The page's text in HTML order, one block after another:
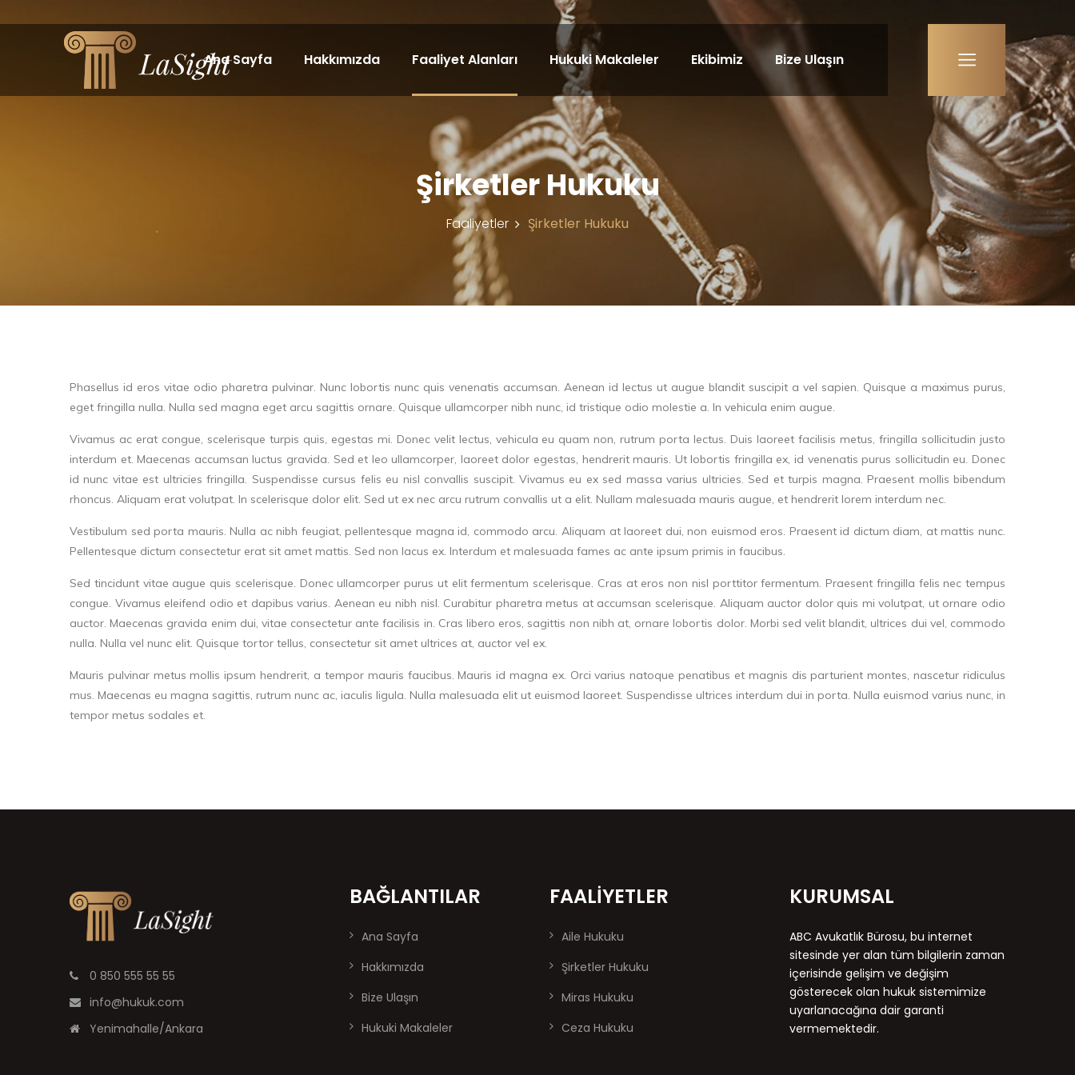
Ana Sayfa Hakkımızda Faaliyet Alanları Hukuki Makaleler Ekibimiz Bize Ulaşın
Şirketler Hukuku
Faaliyetler Şirketler Hukuku
Phasellus id eros vitae odio pharetra pulvinar. Nunc lobortis nunc quis venenatis accumsan. Aenean id lectus ut augue blandit suscipit a vel sapien. Quisque a maximus purus,
eget fringilla nulla. Nulla sed magna eget arcu sagittis ornare. Quisque ullamcorper nibh nunc, id tristique odio molestie a. In vehicula enim augue.
Vivamus ac erat congue, scelerisque turpis quis, egestas mi. Donec velit lectus, vehicula eu quam non, rutrum porta lectus. Duis laoreet facilisis metus, fringilla sollicitudin justo
interdum et. Maecenas accumsan luctus gravida. Sed et leo ullamcorper, laoreet dolor egestas, hendrerit mauris. Ut lobortis fringilla ex, id venenatis purus sollicitudin eu. Donec
id nunc vitae est ultricies fringilla. Suspendisse cursus felis eu nisl convallis suscipit. Vivamus eu ex sed massa varius ultricies. Sed et turpis magna. Praesent mollis bibendum
rhoncus. Aliquam erat volutpat. In scelerisque dolor elit. Sed ut ex nec arcu rutrum convallis ut a elit. Nullam malesuada mauris augue, et hendrerit lorem interdum nec.
Vestibulum sed porta mauris. Nulla ac nibh feugiat, pellentesque magna id, commodo arcu. Aliquam at laoreet dui, non euismod eros. Praesent id dictum diam, at mattis nunc.
Pellentesque dictum consectetur erat sit amet mattis. Sed non lacus ex. Interdum et malesuada fames ac ante ipsum primis in faucibus.
Sed tincidunt vitae augue quis scelerisque. Donec ullamcorper purus ut elit fermentum scelerisque. Cras at eros non nisl porttitor fermentum. Praesent fringilla felis nec tempus
congue. Vivamus eleifend odio et dapibus varius. Aenean eu nibh nisl. Curabitur pharetra metus at accumsan scelerisque. Aliquam auctor dolor quis mi volutpat, ut ornare odio
auctor. Maecenas gravida enim dui, vitae consectetur ante facilisis in. Cras libero eros, sagittis non nibh at, ornare lobortis dolor. Morbi sed velit blandit, ultrices dui vel, commodo
nulla. Nulla vel nunc elit. Quisque tortor tellus, consectetur sit amet ultrices at, auctor vel ex.
Mauris pulvinar metus mollis ipsum hendrerit, a tempor mauris faucibus. Mauris id magna ex. Orci varius natoque penatibus et magnis dis parturient montes, nascetur ridiculus
mus. Maecenas eu magna sagittis, rutrum nunc ac, iaculis ligula. Nulla malesuada elit ut euismod laoreet. Suspendisse ultrices interdum dui in porta. Nulla euismod varius nunc, in
tempor metus sodales et.
0 850 555 55 55
info@hukuk.com
Yenimahalle/Ankara
BAĞLANTILAR
Ana Sayfa
Hakkımızda
Bize Ulaşın
Hukuki Makaleler
FAALIYETLER
Aile Hukuku
Şirketler Hukuku
Miras Hukuku
Ceza Hukuku
KURUMSAL
ABC Avukatlık Bürosu, bu internet
sitesinde yer alan tüm bilgilerin zaman
içerisinde gelişim ve değişim
gösterecek olan hukuk sistemimize
uyarlanacağına dair garanti
vermemektedir.